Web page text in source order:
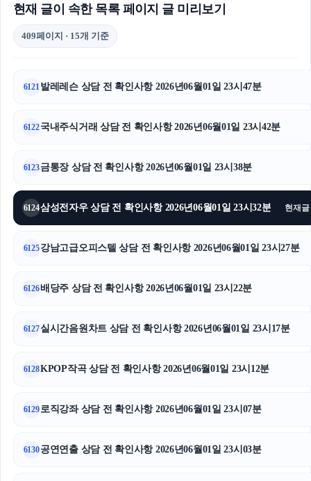
현재 글이 속한 목록 페이지 글 미리보기
409페이지 · 15개 기준
6121 발레레슨 상담 전 확인사항 2026년06월01일 23시47분
6122국내주식거래 상담 전 확인사항 2026년06월01일 23시42분
6123금통장 상담 전 확인사항 2026년06월01일 23시38분
6124삼성전자우 상담 전 확인사항 2026년06월01일 23시32분 현재글
6125강남고급오피스텔 상담 전 확인사항 2026년06월01일 23시27분
6126배당주 상담 전 확인사항 2026년06월01일 23시22분
6127실시간음원차트 상담 전 확인사항 2026년06월01일 23시17분
6128KPOP작곡 상담 전 확인사항 2026년06월01일 23시12분
6129로직강좌 상담 전 확인사항 2026년06월01일 23시07분
6130공연연출 상담 전 확인사항 2026년06월01일 23시03분